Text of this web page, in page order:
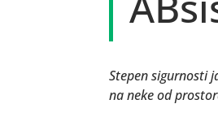
Stepen sigurnosti
na neke od